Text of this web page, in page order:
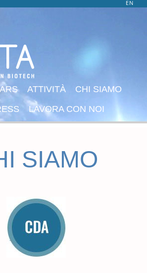
EN
ATTIVITÀ
CHI SIAMO
LAVORA CON NOI
SIAMO